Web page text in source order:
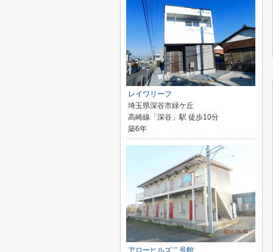
レイワリーフ
埼玉県深谷市緑ケ丘
高崎線「深谷」駅 徒歩10分
築6年
アローヒルズ二号館